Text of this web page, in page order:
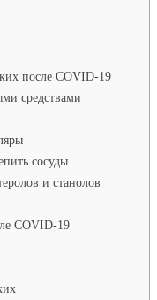
после COVID-19
средствами
сосуды
и станолов
COVID-19